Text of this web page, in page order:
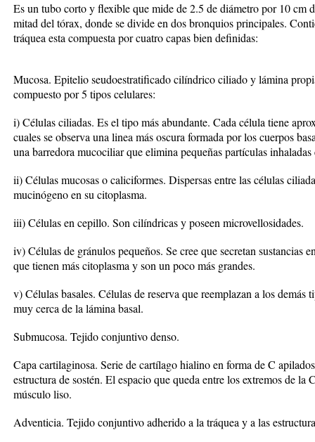
Es un tubo corto y flexible que mide de 2.5 de diámetro por 10 cm
mitad del tórax, donde se divide en dos bronquios principales.
tráquea esta compuesta por cuatro capas bien definidas:
Mucosa. Epitelio seudoestratificado cilíndrico ciliado y lámina
compuesto por 5 tipos celulares:
i) Células ciliadas. Es el tipo más abundante. Cada célula tiene
cuales se observa una linea más oscura formada por los cuerpos
una barredora mucociliar que elimina pequeñas partículas inhaladas
ii) Células mucosas o caliciformes. Dispersas entre las células
mucinógeno en su citoplasma.
iii) Células en cepillo. Son cilíndricas y poseen microvellosidades.
iv) Células de gránulos pequeños. Se cree que secretan sustancias
que tienen más citoplasma y son un poco más grandes.
v) Células basales. Células de reserva que reemplazan a los demás
muy cerca de la lámina basal.
Submucosa. Tejido conjuntivo denso.
Capa cartilaginosa. Serie de cartílago hialino en forma de C
estructura de sostén. El espacio que queda entre los extremos de
músculo liso.
Adventicia. Tejido conjuntivo adherido a la tráquea y a las